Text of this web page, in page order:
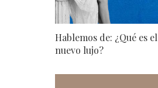
Hablemos de: ¿Qué es el
nuevo lujo?